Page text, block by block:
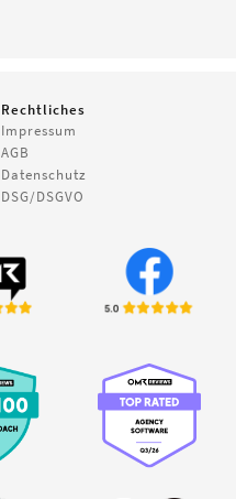
Rechtliches
Impressum
AGB
Datenschutz
DSG/DSGVO